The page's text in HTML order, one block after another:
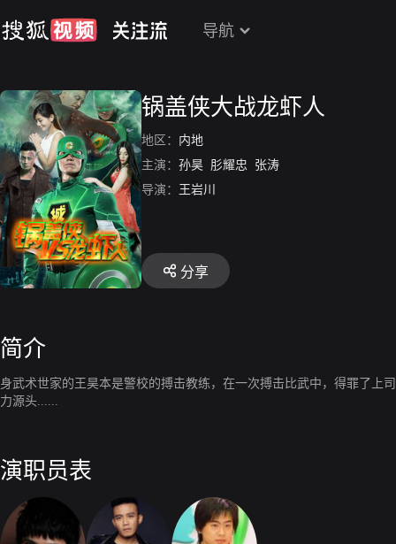
导航
锅盖侠大战龙虾人
地区： 内地
主演： 孙昊 肜耀忠
张涛
导演：
王岩川
分享
简介
身武术世家的王昊本是警校的搏击教练，在一次搏击比武中，得罪了上
力源头......
演职员表